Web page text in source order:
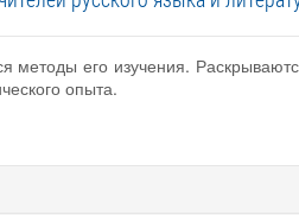
методы его изучения.
опыта.